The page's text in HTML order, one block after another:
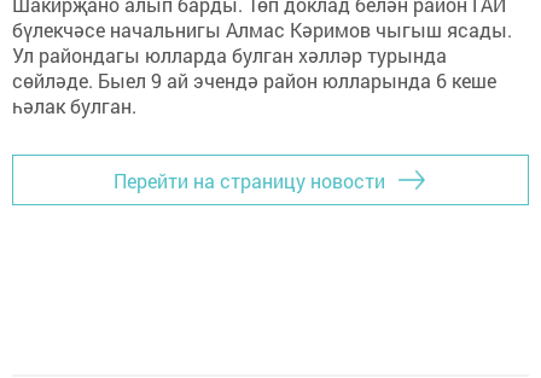
бүлекчәсе начальнигы Алмас Кәримов чыгыш ясады.
Ул райондагы юлларда булган хәлләр турында
сөйләде. Быел 9 ай эчендә район юлларында 6 кеше
һәлак булган.
Перейти на страницу новости